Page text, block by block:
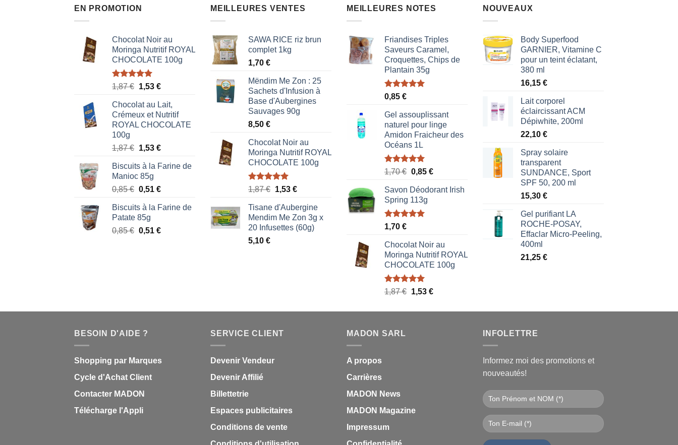
EN PROMOTION
Chocolat Noir au
Moringa Nutritif ROYAL
CHOCOLATE 100g
Note5.00
sur 5
1,87€ Le
initial
était :
1,87 €.
1,53 €Le
actuel
est :
1,53 €.
Chocolat au Lait,
Crémeux et Nutritif
ROYAL CHOCOLATE
100g
1,87€ Le
initial
était :
1,87 €.
1,53 €Le
actuel
1,53 €.
Biscuits à la Farine de
Manioc 85g
0,85€ Le
initial
était :
0,85 €.
0,51 €Le
actuel
0,51 €.
Biscuits à la Farine de
Patate 85g
0,85€ Le
0,51 €Le
MEILLEURES VENTES
SAWA RICE riz brun
complet 1kg
1,70 €
Mëndim Me Zon : 25
Sachets d'Infusion à
Base d'Aubergines
Sauvages 90g
8,50 €
Chocolat Noir au
Moringa Nutritif ROYAL
CHOCOLATE 100g
Note5.00
sur 5
1,87€ Le
initial
était :
1,87 €.
1,53 €Le
actuel
est :
1,53 €.
Tisane d'Aubergine
Mendim Me Zon 3g x
20 Infusettes (60g)
5,10 €
MEILLEURES NOTES
Friandises Triples
Saveurs Caramel,
Croquettes, Chips de
Plantain 35g
Note5.00
sur 5
0,85 €
Gel assouplissant
naturel pour linge
Amidon Fraicheur des
Océans 1L
Note5.00
sur 5
1,70€ Le
initial
était :
1,70 €.
0,85 €Le
actuel
Savon Déodorant Irish
Spring 113g
Note5.00
sur 5
1,70 €
Chocolat Noir au
Moringa Nutritif ROYAL
CHOCOLATE 100g
Note5.00
sur 5
1,87€ Le
initial
1,53 €Le
actuel
NOUVEAUX
Body Superfood
GARNIER, Vitamine C
pour un teint éclatant,
380 ml
16,15 €
Lait corporel
éclaircissant ACM
Dépiwhite, 200ml
22,10 €
Spray solaire
transparent
SUNDANCE, Sport
SPF 50, 200 ml
15,30 €
Gel purifiant LA
ROCHE-POSAY,
Effaclar Micro-Peeling,
400ml
21,25 €
BESOIN D'AIDE ?
Shopping par Marques
Cycle d'Achat Client
Contacter MADON
Télécharge l'Appli
SERVICE CLIENT
Devenir Vendeur
Devenir Affilié
Billettetrie
Espaces publicitaires
Conditions de vente
MADON SARL
A propos
Carrières
MADON News
MADON Magazine
Impressum
INFOLETTRE
Informez moi des promotions et
nouveautés!